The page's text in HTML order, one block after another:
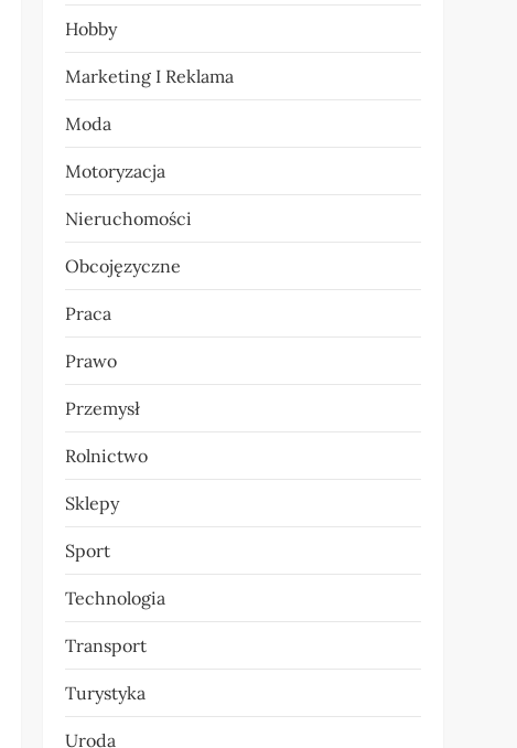
Hobby
Marketing I Reklama
Moda
Motoryzacja
Nieruchomości
Obcojęzyczne
Praca
Prawo
Przemysł
Rolnictwo
Sklepy
Sport
Technologia
Transport
Turystyka
Uroda